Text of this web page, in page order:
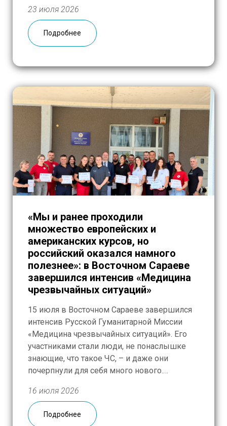
словом к собравшимся обратились
замруководителя Россотрудничества
Кирилл Богомолов, представитель РГМ
Виктория Билоусова, генеральный
Креста Дмитрий Шевцов и консул-советник
Генерального консульства России в Гродно
[…]
23 июля 2026
Подробнее
«Мы и ранее проходили
множество европейских и
американских курсов, но
российский оказался намного
полезнее»: в Восточном Сараеве
завершился интенсив «Медицина
чрезвычайных ситуаций»
15 июля в Восточном Сараеве завершился
интенсив Русской Гуманитарной Миссии
«Медицина чрезвычайных ситуаций». Его
участниками стали люди, не понаслышке
знающие, что такое ЧС, – и даже они
почерпнули для себя много нового.
Креста Республики Сербской,
Республиканского управления гражданской
защиты и Горной службы спасения на
16 июля 2026
Подробнее